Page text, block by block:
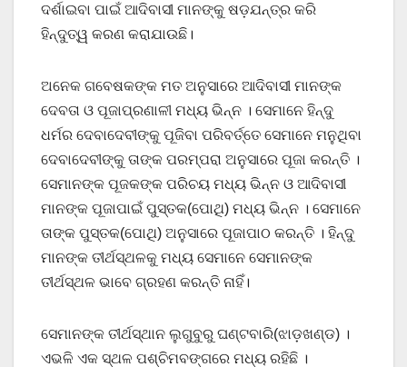
ଦର୍ଶାଇବା ପାଇଁ ଆଦିବାସୀ ମାନଙ୍କୁ ଷଡ଼ଯନ୍ତ୍ର କରି
ହିନ୍ଦୁତ୍ୱ କରଣ କରାଯାଉଛି।
ଅନେକ ଗବେଷକଙ୍କ ମତ ଅନୁସାରେ ଆଦିବାସୀ ମାନଙ୍କ
ଦେବତା ଓ ପୂଜାପ୍ରଣାଳୀ ମଧ୍ୟ ଭିନ୍ନ । ସେମାନେ ହିନ୍ଦୁ
ଧର୍ମର ଦେବାଦେବୀଙ୍କୁ ପୂଜିବା ପରିବର୍ତ୍ତେ ସେମାନେ ମନୁଥିବା
ଦେବାଦେବୀଙ୍କୁ ତାଙ୍କ ପରମ୍ପରା ଅନୁସାରେ ପୂଜା କରନ୍ତି ।
ସେମାନଙ୍କ ପୂଜକଙ୍କ ପରିଚୟ ମଧ୍ୟ ଭିନ୍ନ ଓ ଆଦିବାସୀ
ମାନଙ୍କ ପୂଜାପାଇଁ ପୁସ୍ତକ(ପୋଥି) ମଧ୍ୟ ଭିନ୍ନ । ସେମାନେ
ତାଙ୍କ ପୁସ୍ତକ(ପୋଥି) ଅନୁସାରେ ପୂଜାପାଠ କରନ୍ତି । ହିନ୍ଦୁ
ମାନଙ୍କ ତୀର୍ଥସ୍ଥଳକୁ ମଧ୍ୟ ସେମାନେ ସେମାନଙ୍କ
ତୀର୍ଥସ୍ଥଳ ଭାବେ ଗ୍ରହଣ କରନ୍ତି ନାହିଁ।
ସେମାନଙ୍କ ତୀର୍ଥସ୍ଥାନ ଲୁଗୁବୁରୁ ଘଣ୍ଟବାରି(ଝାଡ଼ଖଣ୍ଡ) ।
ଏଭଳି ଏକ ସ୍ଥଳ ପଶ୍ଚିମବଙ୍ଗରେ ମଧ୍ୟ ରହିଛି ।